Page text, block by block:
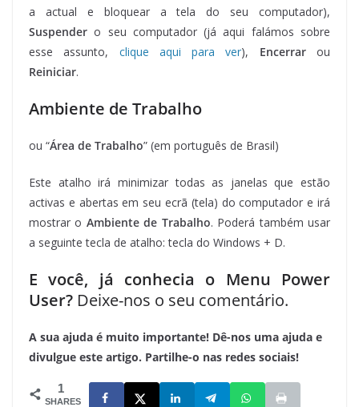
a actual e bloquear a tela do seu computador),
Suspendero seu computador (já aqui falámos sobre
esse assunto, clique aqui para ver), Encerrarou
Reiniciar.
Ambiente de Trabalho
ou “Área de Trabalho” (em português de Brasil)
Este atalho irá minimizar todas as janelas que estão
activas e abertas em seu ecrã (tela) do computador e irá
mostrar o Ambiente de Trabalho. Poderá também usar
a seguinte tecla de atalho: tecla do Windows + D.
E você, já conhecia o Menu Power
User? Deixe-nos o seu comentário.
A sua ajuda é muito importante! Dê-nos uma ajuda e
divulgue este artigo. Partilhe-o nas redes sociais!
1
SHARES